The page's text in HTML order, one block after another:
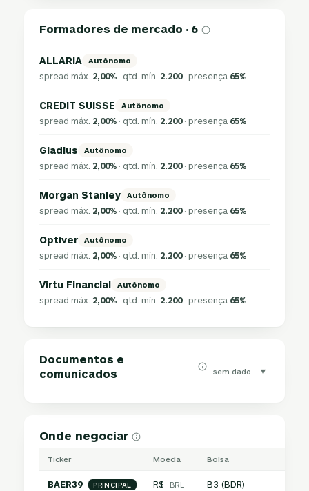
Formadores de mercado · 6
ALLARIA Autônomo
spread máx. 2,00% · qtd. mín. 2.200· presença 65%
CREDIT SUISSE Autônomo
spread máx. 2,00% · qtd. mín. 2.200· presença 65%
Gladius Autônomo
spread máx. 2,00% · qtd. mín. 2.200· presença 65%
Morgan Stanley Autônomo
spread máx. 2,00% · qtd. mín. 2.200· presença 65%
Optiver Autônomo
spread máx. 2,00% · qtd. mín. 2.200· presença 65%
Virtu Financial Autônomo
spread máx. 2,00% · qtd. mín. 2.200· presença 65%
Documentos e
comunicados
sem dado ▾
Onde negociar
Ticker Moeda Bolsa
BAER39 PRINCIPAL R$ BRL B3 (BDR)